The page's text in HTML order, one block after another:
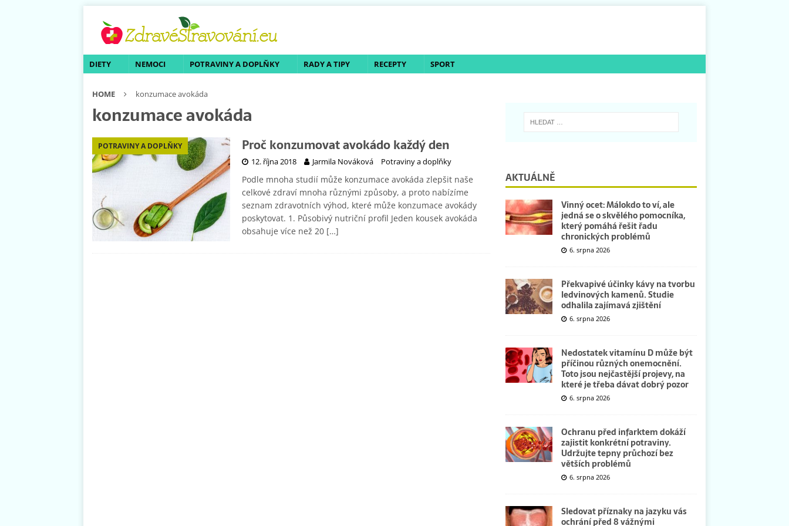
DIETY NEMOCI POTRAVINY A DOPLŇKY RADY A TIPY RECEPTY SPORT
HOME konzumace avokáda
konzumace avokáda
POTRAVINY A DOPLŇKY Proč konzumovat avokádo každý den
12. října 2018 Jarmila Nováková Potraviny a doplňky
Podle mnoha studií může konzumace avokáda zlepšit naše
celkové zdraví mnoha různými způsoby, a proto nabízíme
seznam zdravotních výhod, které může konzumace avokády
poskytovat. 1. Působivý nutriční profil Jeden kousek avokáda
obsahuje více než 20 […]
AKTUÁLNĚ
Vinný ocet: Málokdo to ví, ale
jedná se o skvělého pomocníka,
který pomáhá řešit řadu
chronických problémů
6. srpna 2026
Překvapivé účinky kávy na tvorbu
ledvinových kamenů. Studie
odhalila zajímavá zjištění
6. srpna 2026
Nedostatek vitamínu D může být
příčinou různých onemocnění.
Toto jsou nejčastější projevy, na
které je třeba dávat dobrý pozor
6. srpna 2026
Ochranu před infarktem dokáží
zajistit konkrétní potraviny.
Udržujte tepny průchozí bez
větších problémů
6. srpna 2026
Sledovat příznaky na jazyku vás
ochrání před 8 vážnými